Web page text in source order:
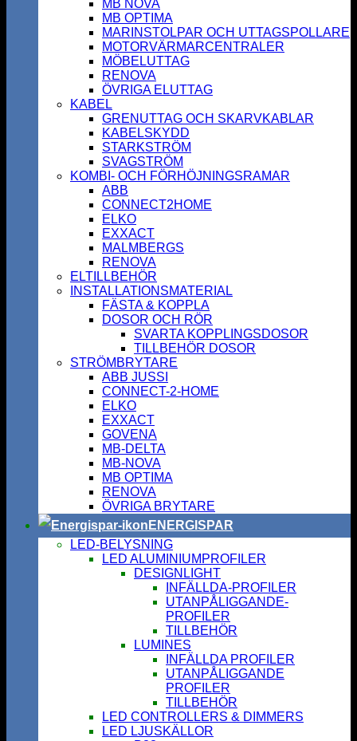
MB NOVA
MB OPTIMA
MARINSTOLPAR OCH UTTAGSPOLLARE
MOTORVÄRMARCENTRALER
MÖBELUTTAG
RENOVA
ÖVRIGA ELUTTAG
KABEL
GRENUTTAG OCH SKARVKABLAR
KABELSKYDD
STARKSTRÖM
SVAGSTRÖM
KOMBI- OCH FÖRHÖJNINGSRAMAR
ABB
CONNECT2HOME
ELKO
EXXACT
MALMBERGS
RENOVA
ELTILLBEHÖR
INSTALLATIONSMATERIAL
FÄSTA & KOPPLA
DOSOR OCH RÖR
SVARTA KOPPLINGSDOSOR
TILLBEHÖR DOSOR
STRÖMBRYTARE
ABB JUSSI
CONNECT-2-HOME
ELKO
EXXACT
GOVENA
MB-DELTA
MB-NOVA
MB OPTIMA
RENOVA
ÖVRIGA BRYTARE
ENERGISPAR
LED-BELYSNING
LED ALUMINIUMPROFILER
DESIGNLIGHT
INFÄLLDA-PROFILER
UTANPÅLIGGANDE-
PROFILER
TILLBEHÖR
LUMINES
INFÄLLDA PROFILER
UTANPÅLIGGANDE
PROFILER
TILLBEHÖR
LED CONTROLLERS & DIMMERS
LED LJUSKÄLLOR